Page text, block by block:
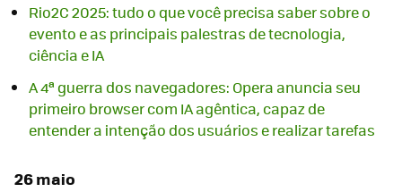
Rio2C 2025: tudo o que você precisa saber sobre o
evento e as principais palestras de tecnologia,
ciência e IA
A 4ª guerra dos navegadores: Opera anuncia seu
primeiro browser com IA agêntica, capaz de
entender a intenção dos usuários e realizar tarefas
26 maio